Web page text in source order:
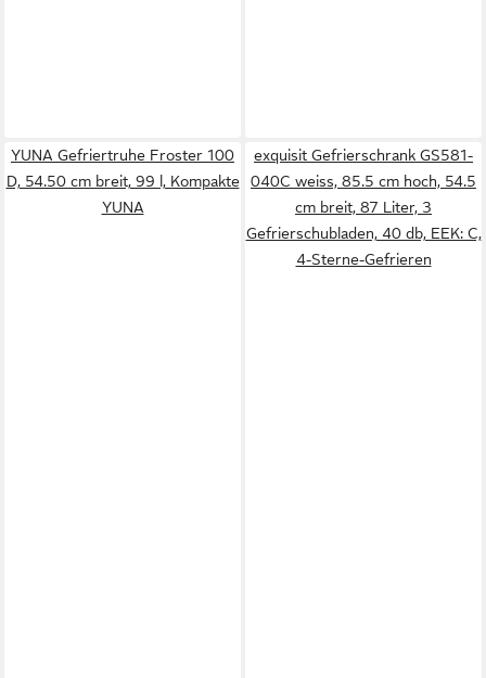
YUNA Gefriertruhe Froster 100
D, 54.50 cm breit, 99 l, Kompakte
YUNA
exquisit Gefrierschrank GS581-
040C weiss, 85.5 cm hoch, 54.5
cm breit, 87 Liter, 3
Gefrierschubladen, 40 db, EEK: C,
4-Sterne-Gefrieren